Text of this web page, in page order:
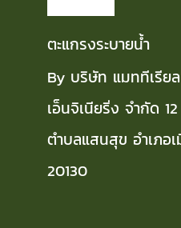
ตะแกรงระบายน้ำ
By บริษัท แมททีเรีย
เอ็นจิเนียริ่ง จำกัด
ตำบลแสนสุข อำเภอ
20130